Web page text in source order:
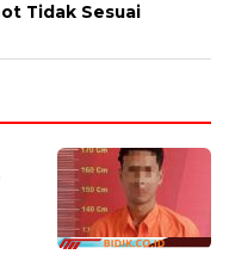
Tidak Sesuai